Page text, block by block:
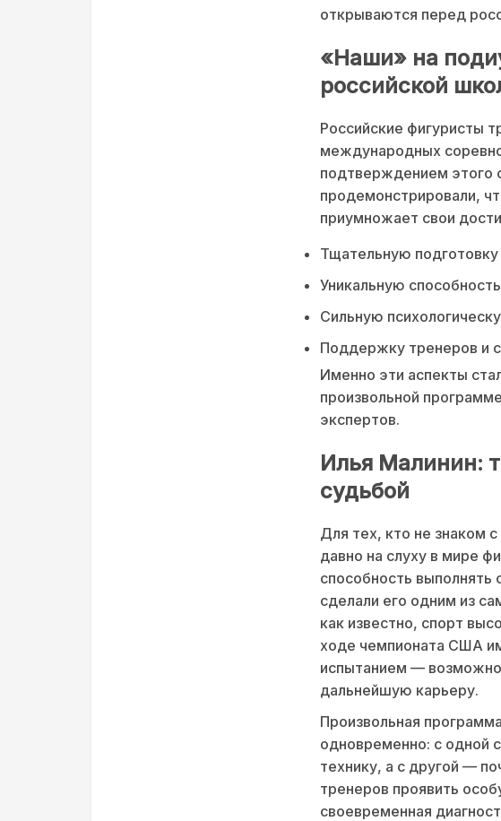
открываются перед
«Наши» на
российской
Российские фигуристы
международных
подтверждением этого
продемонстрировали,
приумножает свои
Тщательную
Уникальную
Сильную
Поддержку тренеров и
Именно эти аспекты
произвольной
экспертов.
Илья Малинин:
судьбой
Для тех, кто не знаком
давно на слуху в мире
способность
сделали его одним из
как известно, спорт
ходе чемпионата США
испытанием —
дальнейшую карьеру.
Произвольная
одновременно: с одной
технику, а с другой —
тренеров проявить
своевременная